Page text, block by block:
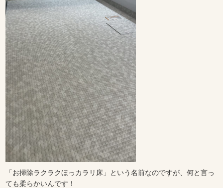
「お掃除ラクラクほっカラリ床」という名前なのですが、何と言っ
ても柔らかいんです！